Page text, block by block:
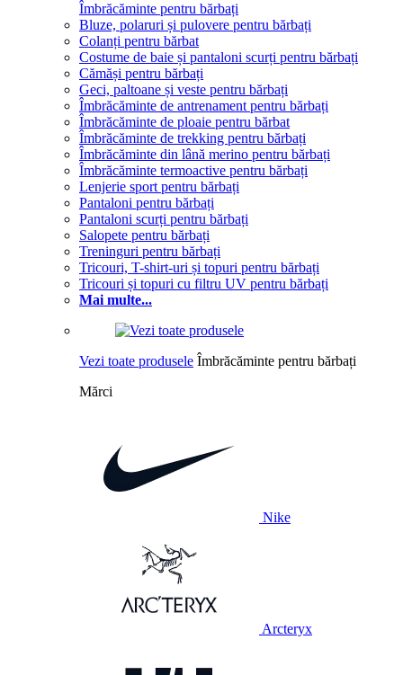
Îmbrăcăminte pentru bărbați
Bluze, polaruri și pulovere pentru bărbați
Colanți pentru bărbat
Costume de baie și pantaloni scurți pentru bărbați
Cămăși pentru bărbați
Geci, paltoane și veste pentru bărbați
Îmbrăcăminte de antrenament pentru bărbați
Îmbrăcăminte de ploaie pentru bărbat
Îmbrăcăminte de trekking pentru bărbați
Îmbrăcăminte din lână merino pentru bărbați
Îmbrăcăminte termoactive pentru bărbați
Lenjerie sport pentru bărbați
Pantaloni pentru bărbați
Pantaloni scurți pentru bărbați
Salopete pentru bărbați
Treninguri pentru bărbați
Tricouri, T-shirt-uri și topuri pentru bărbați
Tricouri și topuri cu filtru UV pentru bărbați
Mai multe...
Vezi toate produsele Îmbrăcăminte pentru bărbați
Mărci
Nike
Arcteryx